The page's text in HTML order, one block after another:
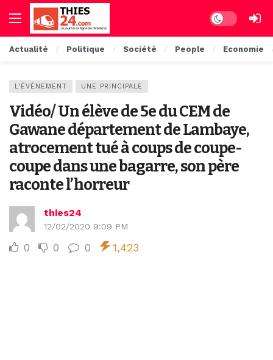
Dark mode
Actualité Politique Société People Economie
L'ÉVÉNEMENT UNE PRINCIPALE
Vidéo/ Un élève de 5e du CEM de
Gawane département de Lambaye,
atrocement tué à coups de coupe-
coupe dans une bagarre, son père
raconte l’horreur
thies24
12/02/2020 9:09 PM
0 0 0 1,423